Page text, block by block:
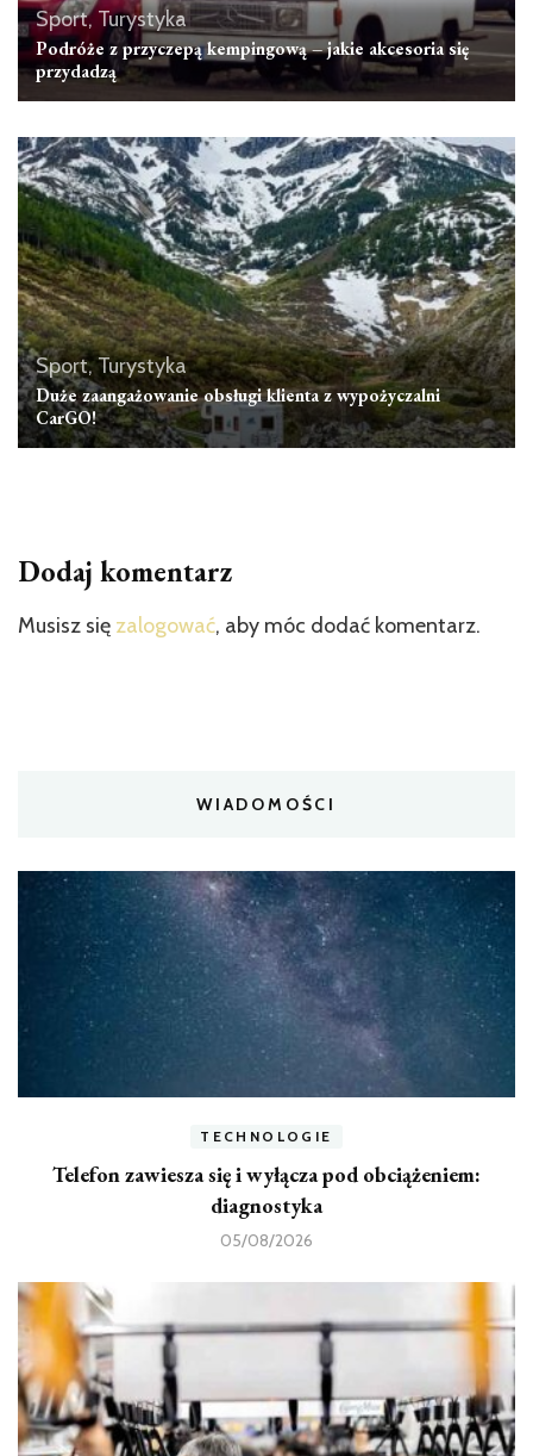
Sport, Turystyka
Podróże z przyczepą kempingową – jakie akcesoria się
przydadzą
Sport, Turystyka
Duże zaangażowanie obsługi klienta z wypożyczalni
CarGO!
Dodaj komentarz
Musisz się zalogować, aby móc dodać komentarz.
WIADOMOŚCI
TECHNOLOGIE
Telefon zawiesza się i wyłącza pod obciążeniem:
diagnostyka
05/08/2026